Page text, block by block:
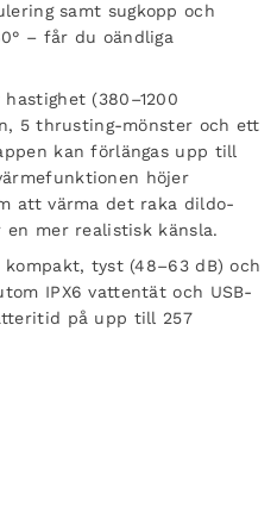
samt sugkopp och
– får du oändliga
(380–1200
5 thrusting-mönster och ett
kan förlängas upp till
höjer
att värma det raka dildo-
mer realistisk känsla.
tyst (48–63 dB) och
IPX6 vattentät och USB-
på upp till 257